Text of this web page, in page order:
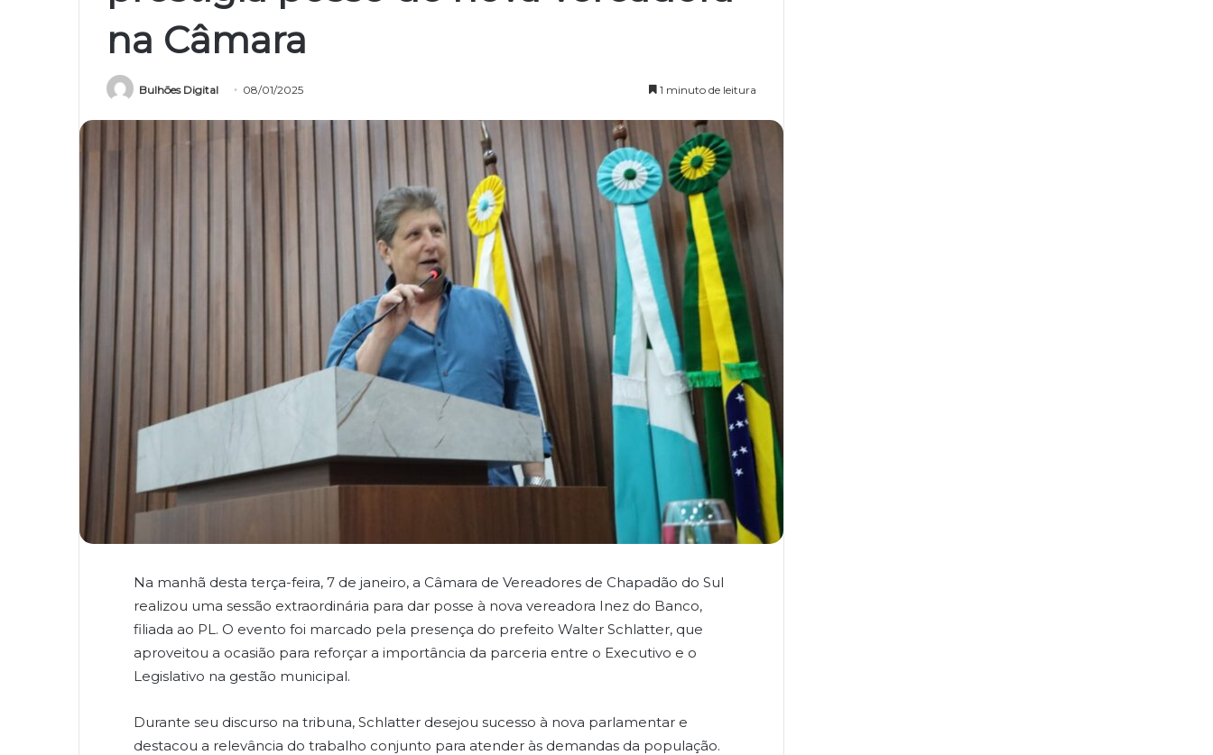
na Câmara
Bulhões Digital 08/01/2025 1 minuto de leitura
Na manhã desta terça-feira, 7 de janeiro, a Câmara de Vereadores de Chapadão do Sul
realizou uma sessão extraordinária para dar posse à nova vereadora Inez do Banco,
filiada ao PL. O evento foi marcado pela presença do prefeito Walter Schlatter, que
aproveitou a ocasião para reforçar a importância da parceria entre o Executivo e o
Legislativo na gestão municipal.
Durante seu discurso na tribuna, Schlatter desejou sucesso à nova parlamentar e
destacou a relevância do trabalho conjunto para atender às demandas da população.